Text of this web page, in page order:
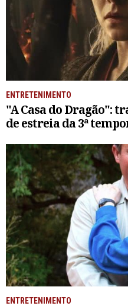
ENTRETENIMENTO
"A Casa do Dragão":
de estreia da 3ª
ENTRETENIMENTO